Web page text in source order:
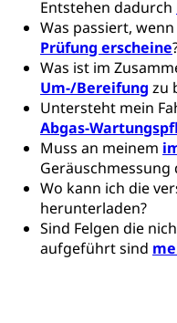
Entstehen dadurch
Was passiert,
Prüfung erscheine
Was ist im
Um-/Bereifung zu
Untersteht mein
Abgas-
Muss an meinem
Wo kann ich die
herunterladen?
Sind Felgen die
aufgeführt sind
Vorschule
Kindergarten,
Kindertagesstätte,
Freiwilliges
Frühe
Gesundheit und
Konsumentenschutz
Konsumentenrechte,
Preisüberwachung,